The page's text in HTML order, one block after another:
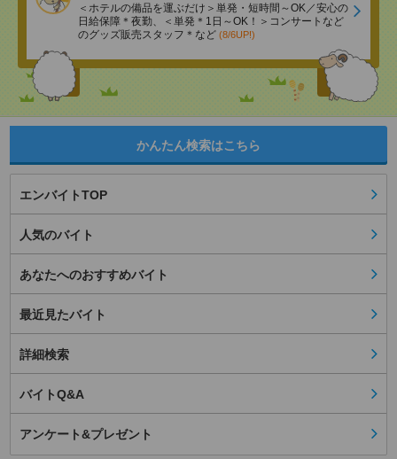
＜ホテルの備品を運ぶだけ＞単発・短時間～OK／安心の
日給保障＊夜勤、＜単発＊1日～OK！＞コンサートなど
のグッズ販売スタッフ＊など (8/6UP!)
かんたん検索はこちら
エンバイトTOP
人気のバイト
あなたへのおすすめバイト
最近見たバイト
詳細検索
バイトQ&A
アンケート&プレゼント